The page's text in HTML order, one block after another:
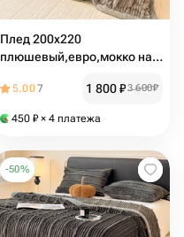
Плед 200х220
плюшевый,евро,мокко на
5.007 1 800₽3 600₽
450 ₽ × 4 платежа
-50%